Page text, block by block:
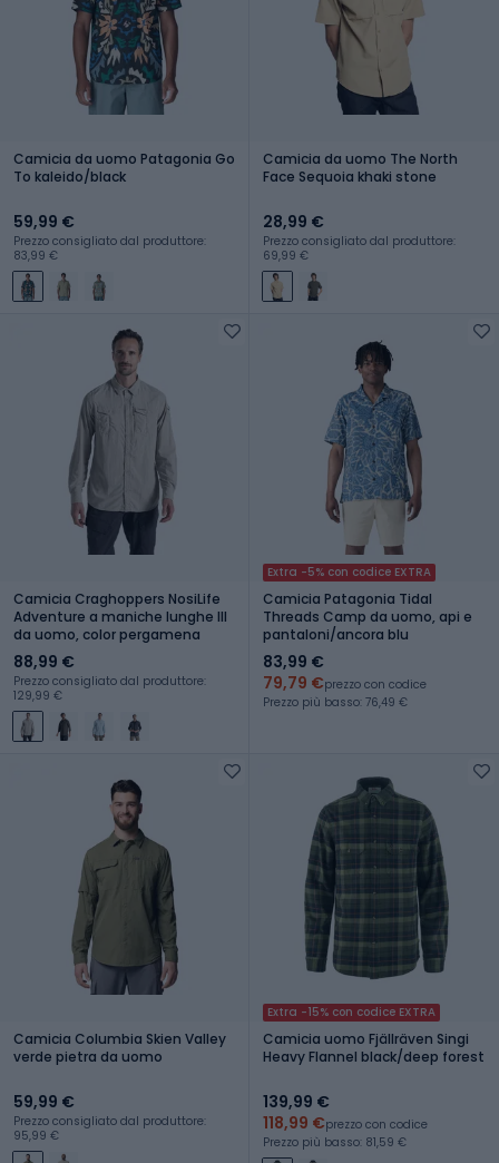
Camicia da uomo Patagonia Go
To kaleido/black
59,99 €
Prezzo consigliato dal produttore:
83,99 €
Camicia da uomo The North
Face Sequoia khaki stone
28,99 €
Prezzo consigliato dal produttore:
69,99 €
Camicia Craghoppers NosiLife
Adventure a maniche lunghe III
da uomo, color pergamena
88,99 €
Prezzo consigliato dal produttore:
129,99 €
Extra -5% con codice EXTRA
Camicia Patagonia Tidal
Threads Camp da uomo, api e
pantaloni/ancora blu
83,99 €
79,79 €prezzo con codice
Prezzo più basso: 76,49 €
Camicia Columbia Skien Valley
verde pietra da uomo
59,99 €
Prezzo consigliato dal produttore:
95,99 €
Extra -15% con codice EXTRA
Camicia uomo Fjällräven Singi
Heavy Flannel black/deep forest
139,99 €
118,99 €prezzo con codice
Prezzo più basso: 81,59 €